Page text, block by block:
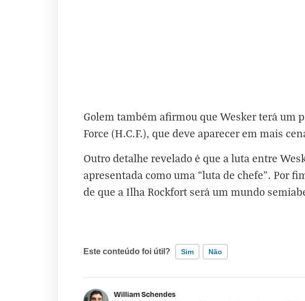
Golem também afirmou que Wesker terá um
Force (H.C.F.), que deve aparecer em mais
Outro detalhe revelado é que a luta entre
apresentada como uma “luta de chefe”. Por
de que a Ilha Rockfort será um mundo
Este conteúdo foi útil? Sim Não
William Schendes